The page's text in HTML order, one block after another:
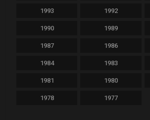
1993 1992
1990 1989
1987 1986
1984 1983
1981 1980
1978 1977